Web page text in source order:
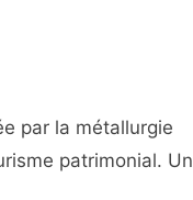
par la métallurgie
patrimonial. Un